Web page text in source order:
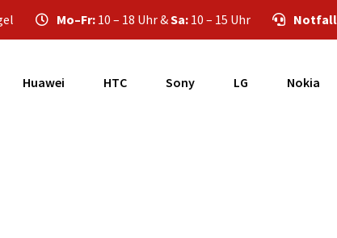
Mo–Fr: 10 – 18 Uhr &Sa: 10 – 15 Uhr
Huawei HTC Sony LG Nokia